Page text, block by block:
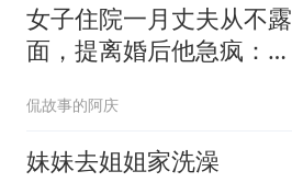
女子住院一月丈夫从不露
面，提离婚后他急疯：想
侃故事的阿庆
妹妹去姐姐家洗澡